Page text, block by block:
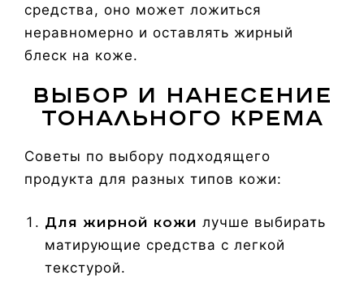
средства, оно может ложиться
неравномерно и оставлять жирный
блеск на коже.
Выбор и нанесение
тонального крема
Советы по выбору подходящего
продукта для разных типов кожи:
Для жирной кожи лучше выбирать
матирующие средства с легкой
текстурой.